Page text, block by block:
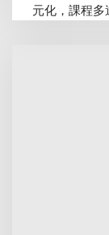
元化，課程多